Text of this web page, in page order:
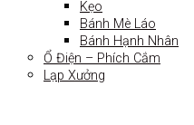
Kẹo
Bánh Mè Láo
Bánh Hạnh Nhân
Ổ Điện – Phích Cắm
Lạp Xưởng